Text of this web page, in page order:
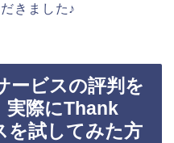
きました♪
ービスの評判を
実際にThank
を試してみた方